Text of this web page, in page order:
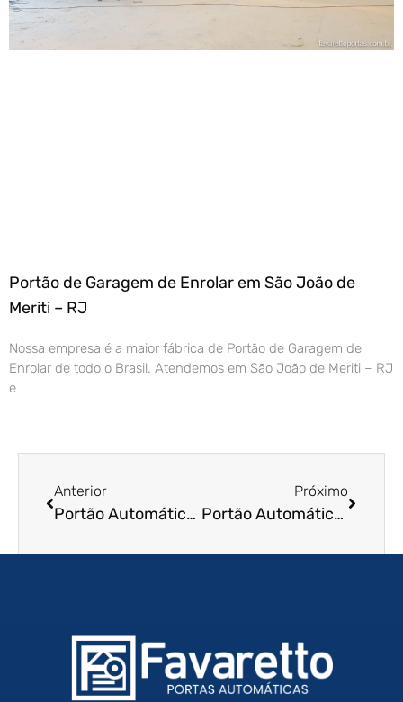
Portão de Garagem de Enrolar em São João de
Meriti – RJ
Nossa empresa é a maior fábrica de Portão de Garagem de
Enrolar de todo o Brasil. Atendemos em São João de Meriti – RJ
e
Anterior
Portão Automático de Enrolar em Mococa – SP
Próximo
Portão Automático de Enrolar em Guaxupé – MG